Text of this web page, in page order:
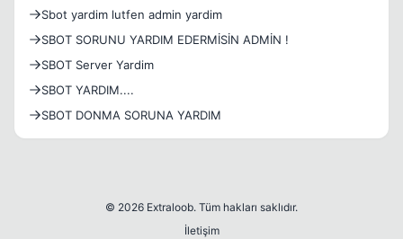
Sbot yardim lutfen admin yardim
SBOT SORUNU YARDIM EDERMİSİN ADMİN !
SBOT Server Yardim
SBOT YARDIM....
SBOT DONMA SORUNA YARDIM
© 2026 Extraloob. Tüm hakları saklıdır.
İletişim